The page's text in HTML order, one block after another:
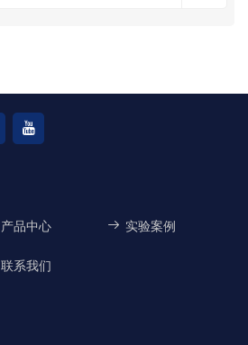
产品中心 实验案例
联系我们